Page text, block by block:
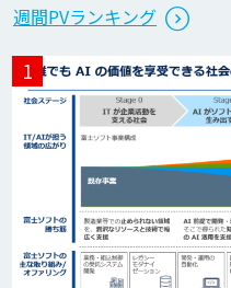
生成AI
データ
「AI課
ービス
週間PVランキング